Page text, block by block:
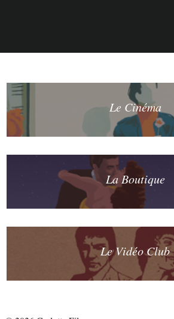
Le Cinéma
La Boutique
Le Vidéo Club